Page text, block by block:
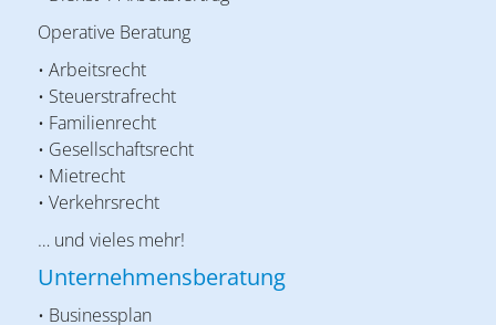
Operative Beratung
• Arbeitsrecht
• Steuerstrafrecht
• Familienrecht
• Gesellschaftsrecht
• Mietrecht
• Verkehrsrecht
… und vieles mehr!
Unternehmensberatung
• Businessplan